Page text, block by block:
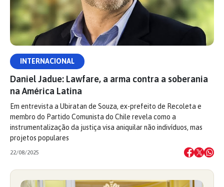
INTERNACIONAL
Daniel Jadue: Lawfare, a arma contra a soberania
na América Latina
Em entrevista a Ubiratan de Souza, ex-prefeito de Recoleta e
membro do Partido Comunista do Chile revela como a
instrumentalização da justiça visa aniquilar não indivíduos, mas
projetos populares
22/08/2025